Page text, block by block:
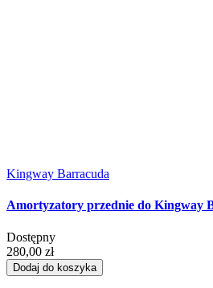
Kingway Barracuda
Amortyzatory przednie do Kingway
Dostępny
280,00 zł
Dodaj do koszyka